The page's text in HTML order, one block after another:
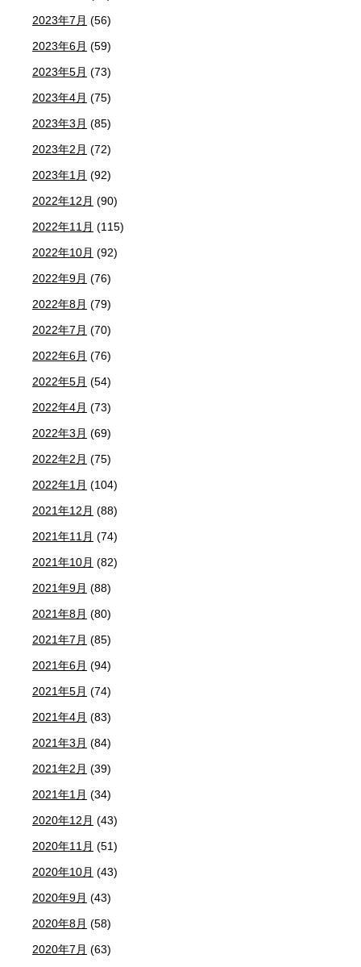
2023年7月 (56)
2023年6月 (59)
2023年5月 (73)
2023年4月 (75)
2023年3月 (85)
2023年2月 (72)
2023年1月 (92)
2022年12月 (90)
2022年11月 (115)
2022年10月 (92)
2022年9月 (76)
2022年8月 (79)
2022年7月 (70)
2022年6月 (76)
2022年5月 (54)
2022年4月 (73)
2022年3月 (69)
2022年2月 (75)
2022年1月 (104)
2021年12月 (88)
2021年11月 (74)
2021年10月 (82)
2021年9月 (88)
2021年8月 (80)
2021年7月 (85)
2021年6月 (94)
2021年5月 (74)
2021年4月 (83)
2021年3月 (84)
2021年2月 (39)
2021年1月 (34)
2020年12月 (43)
2020年11月 (51)
2020年10月 (43)
2020年9月 (43)
2020年8月 (58)
2020年7月 (63)